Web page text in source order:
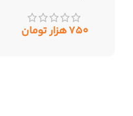
۷۵۰هزار تومان